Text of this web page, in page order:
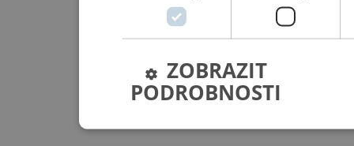
ZOBRAZIT
PODROBNOSTI